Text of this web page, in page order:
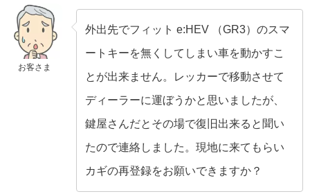
お客さま
外出先でフィット e:HEV （GR3）のスマ
ートキーを無くしてしまい車を動かすこ
とが出来ません。レッカーで移動させて
ディーラーに運ぼうかと思いましたが、
鍵屋さんだとその場で復旧出来ると聞い
たので連絡しました。現地に来てもらい
カギの再登録をお願いできますか？